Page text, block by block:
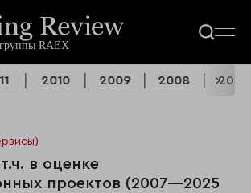
2010 2009 2008 2007
в оценке
проектов (2007—2025